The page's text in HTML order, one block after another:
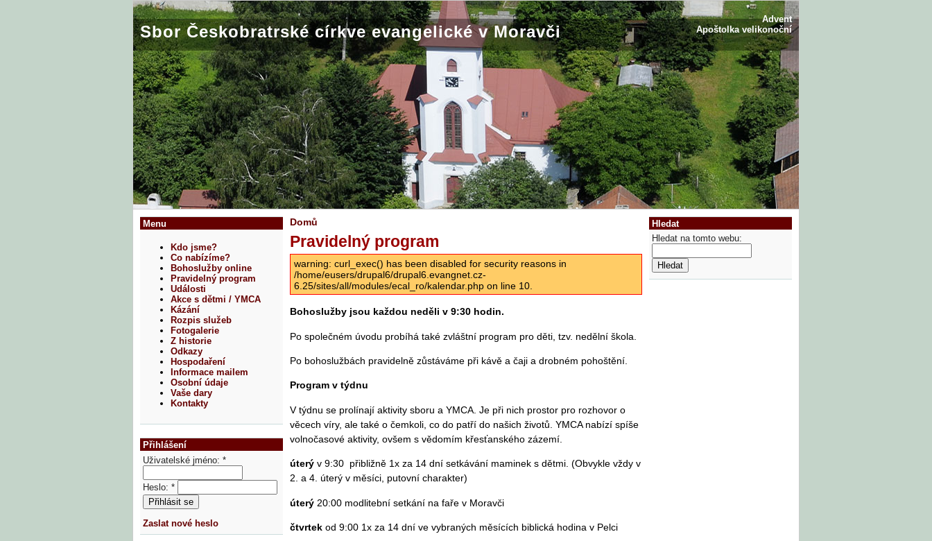
Sbor Českobratrské církve evangelické v Moravči
Advent
Apoštolka velikonoční
Domů
Pravidelný program
warning: curl_exec() has been disabled for security reasons in
/home/eusers/drupal6/drupal6.evangnet.cz-
6.25/sites/all/modules/ecal_ro/kalendar.php on line 10.
Bohoslužby jsou každou neděli v 9:30 hodin.
Po společném úvodu probíhá také zvláštní program pro děti, tzv. nedělní škola.
Po bohoslužbách pravidelně zůstáváme při kávě a čaji a drobném pohoštění.
Program v týdnu
V týdnu se prolínají aktivity sboru a YMCA. Je při nich prostor pro rozhovor o
věcech víry, ale také o čemkoli, co do patří do našich životů. YMCA nabízí spíše
volnočasové aktivity, ovšem s vědomím křesťanského zázemí.
úterý v 9:30 přibližně 1x za 14 dní setkávání maminek s dětmi. (Obvykle vždy v
2. a 4. úterý v měsíci, putovní charakter)
úterý 20:00 modlitební setkání na faře v Moravči
čtvrtekod 9:00 1x za 14 dní ve vybraných měsících biblická hodina v Pelci
Menu
Kdo jsme?
Co nabízíme?
Bohoslužby online
Pravidelný program
Události
Akce s dětmi / YMCA
Kázání
Rozpis služeb
Fotogalerie
Z historie
Odkazy
Hospodaření
Informace mailem
Osobní údaje
Vaše dary
Kontakty
Přihlášení
Uživatelské jméno: *
Heslo: *
Zaslat nové heslo
Hledat
Hledat na tomto webu: